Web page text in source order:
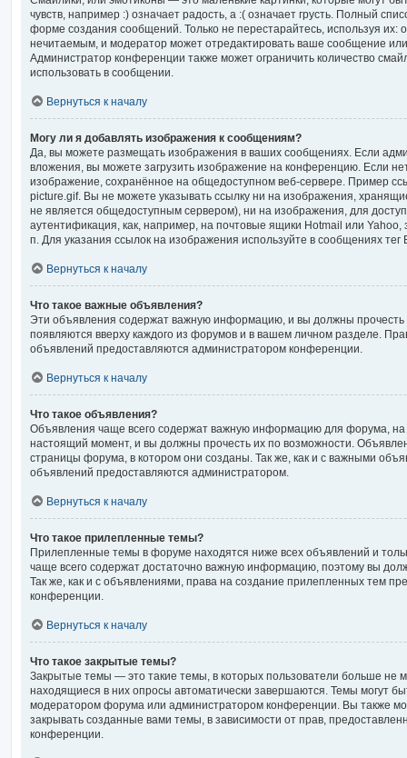
чувств, например :) означает радость, а :( означает грусть. Полный
форме создания сообщений. Только не перестарайтесь, используя их:
нечитаемым, и модератор может отредактировать ваше сообщение
Администратор конференции также может ограничить количество
использовать в сообщении.
Вернуться к началу
Могу ли я добавлять изображения к сообщениям?
Да, вы можете размещать изображения в ваших сообщениях. Если
вложения, вы можете загрузить изображение на конференцию. Если
изображение, сохранённое на общедоступном веб-сервере. Пример
picture.gif. Вы не можете указывать ссылку ни на изображения,
не является общедоступным сервером), ни на изображения, для
аутентификация, как, например, на почтовые ящики Hotmail или
п. Для указания ссылок на изображения используйте в сообщениях тег
Вернуться к началу
Что такое важные объявления?
Эти объявления содержат важную информацию, и вы должны прочесть
появляются вверху каждого из форумов и в вашем личном разделе.
объявлений предоставляются администратором конференции.
Вернуться к началу
Что такое объявления?
Объявления чаще всего содержат важную информацию для форума, на
настоящий момент, и вы должны прочесть их по возможности.
страницы форума, в котором они созданы. Так же, как и с важными
объявлений предоставляются администратором.
Вернуться к началу
Что такое прилепленные темы?
Прилепленные темы в форуме находятся ниже всех объявлений и
чаще всего содержат достаточно важную информацию, поэтому вы
Так же, как и с объявлениями, права на создание прилепленных тем
конференции.
Вернуться к началу
Что такое закрытые темы?
Закрытые темы — это такие темы, в которых пользователи больше не
находящиеся в них опросы автоматически завершаются. Темы могут
модератором форума или администратором конференции. Вы также
закрывать созданные вами темы, в зависимости от прав,
конференции.